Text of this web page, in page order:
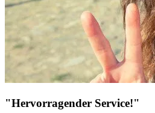
"Hervorragender Service!"